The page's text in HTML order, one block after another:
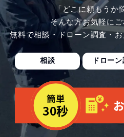
「どこに頼もうか
そんな方お気軽にご
無料で相談・ドローン調査・
相談 ドロー